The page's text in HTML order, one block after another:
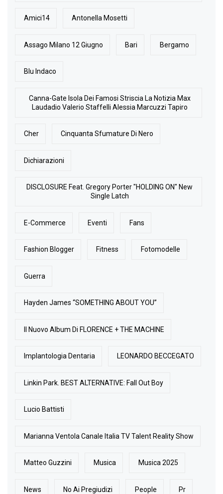
Amici14 Antonella Mosetti
Assago Milano 12 Giugno Bari Bergamo
Blu Indaco
Canna-Gate Isola Dei Famosi Striscia La Notizia Max
Laudadio Valerio Staffelli Alessia Marcuzzi Tapiro
Cher Cinquanta Sfumature Di Nero
Dichiarazioni
DISCLOSURE Feat. Gregory Porter "HOLDING ON" New
Single Latch
E-Commerce Eventi Fans
Fashion Blogger Fitness Fotomodelle
Guerra
Hayden James “SOMETHING ABOUT YOU”
Il Nuovo Album Di FLORENCE + THE MACHINE
Implantologia Dentaria LEONARDO BECCEGATO
Linkin Park. BEST ALTERNATIVE: Fall Out Boy
Lucio Battisti
Marianna Ventola Canale Italia TV Talent Reality Show
Matteo Guzzini Musica Musica 2025
News No Ai Pregiudizi People Pr